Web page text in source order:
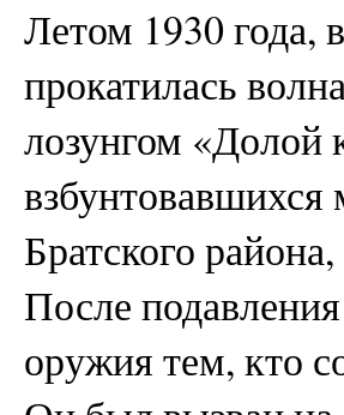
Летом 1930 года,
прокатилась
лозунгом «Долой
Братского
После
оружия тем, кто